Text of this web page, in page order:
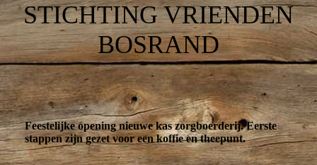
STICHTING VRIENDEN
BOSRAND
Feestelijke opening nieuwe kas zorgboerderij. Eerste
stappen zijn gezet voor een koffie en theepunt.